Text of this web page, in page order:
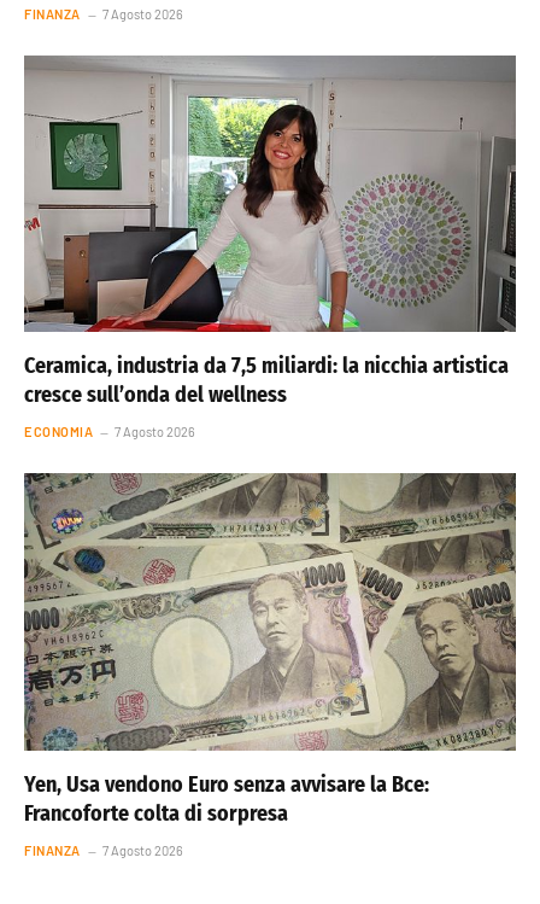
FINANZA 7 Agosto 2026
Ceramica, industria da 7,5 miliardi: la nicchia artistica
cresce sull’onda del wellness
ECONOMIA 7 Agosto 2026
Yen, Usa vendono Euro senza avvisare la Bce:
Francoforte colta di sorpresa
FINANZA 7 Agosto 2026